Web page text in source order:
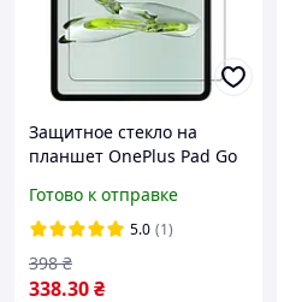
Защитное стекло на
планшет OnePlus Pad Go
Готово к отправке
5.0 (1)
338.30₴
398 ₴